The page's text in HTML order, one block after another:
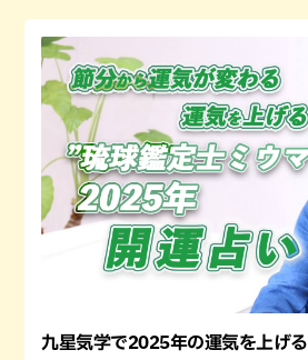
九星気学で2025年の運気を上げる